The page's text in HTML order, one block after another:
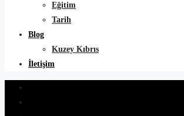
Eğitim
Tarih
Blog
Kuzey Kıbrıs
İletişim